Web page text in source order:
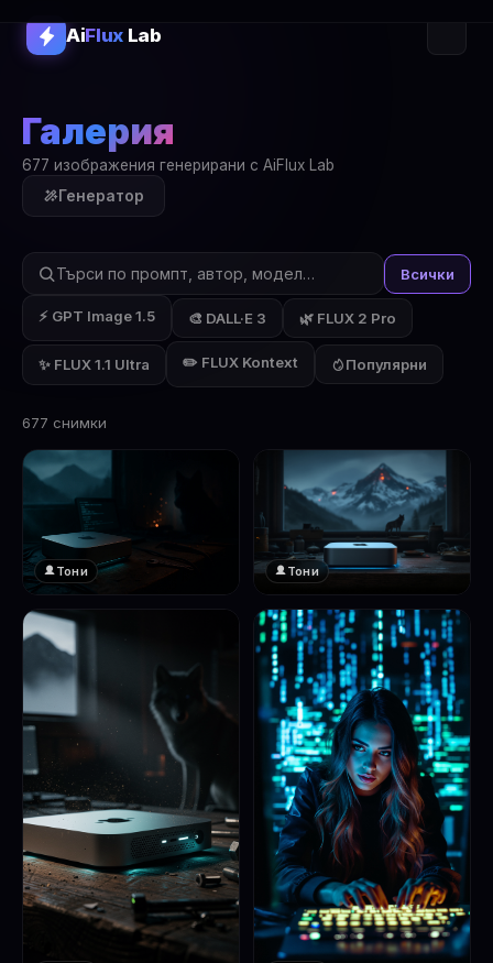
AiFluxLab
Галерия
677 изображения генерирани с AiFlux Lab
Генератор
Всички
⚡ GPT Image 1.5 🎨 DALL·E 3 🌿 FLUX 2 Pro
✨ FLUX 1.1 Ultra ✏️ FLUX Kontext Популярни
677 снимки
Тони Тони